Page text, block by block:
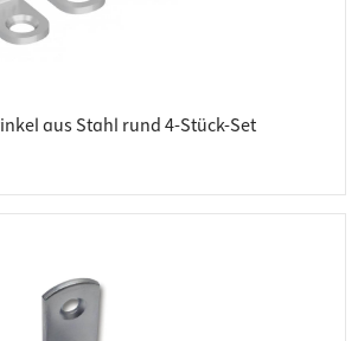
aus Stahl rund 4-Stück-Set